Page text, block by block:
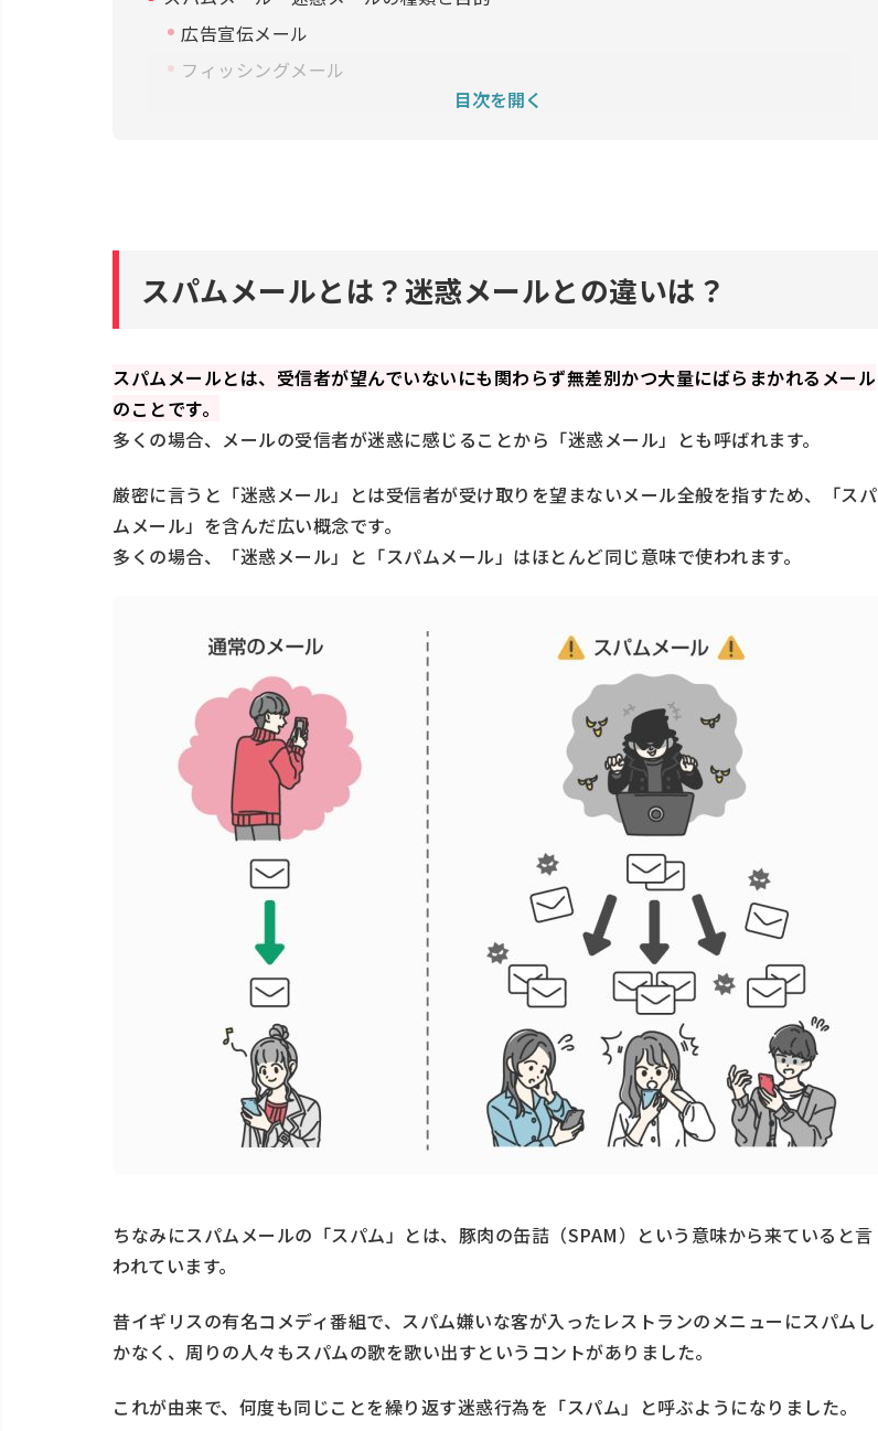
広告宣伝メール
フィッシングメール
スパムメール・迷惑メールが届いたらどうする？
広告宣伝メールの送信者が気をつけること
広告宣伝メールの受信者が気をつけること
スパムメール・迷惑メールは削除したほうがいいですか？
スパムメール・迷惑メールを開いてしまうとどうなりますか？
スパムメール・迷惑メールを正しく理解して対処する
目次を開く
スパムメールとは？迷惑メールとの違いは？
スパムメールとは、受信者が望んでいないにも関わらず無差別かつ大量にばらまかれるメール
のことです。
多くの場合、メールの受信者が迷惑に感じることから「迷惑メール」とも呼ばれます。
厳密に言うと「迷惑メール」とは受信者が受け取りを望まないメール全般を指すため、「スパ
ムメール」を含んだ広い概念です。
多くの場合、「迷惑メール」と「スパムメール」はほとんど同じ意味で使われます。
ちなみにスパムメールの「スパム」とは、豚肉の缶詰（SPAM）という意味から来ていると言
われています。
昔イギリスの有名コメディ番組で、スパム嫌いな客が入ったレストランのメニューにスパムし
かなく、周りの人々もスパムの歌を歌い出すというコントがありました。
これが由来で、何度も同じことを繰り返す迷惑行為を「スパム」と呼ぶようになりました。